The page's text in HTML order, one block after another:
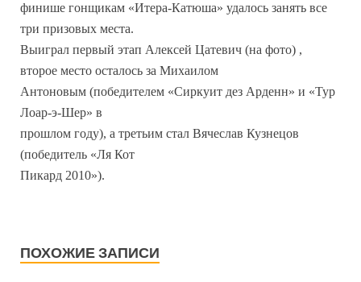
финише гонщикам «Итера-Катюша» удалось занять все
три призовых места.
Выиграл первый этап Алексей Цатевич (на фото) ,
второе место осталось за Михаилом
Антоновым (победителем «Сиркуит дез Арденн» и «Тур
Лоар-э-Шер» в
прошлом году), а третьим стал Вячеслав Кузнецов
(победитель «Ля Кот
Пикард 2010»).
ПОХОЖИЕ ЗАПИСИ